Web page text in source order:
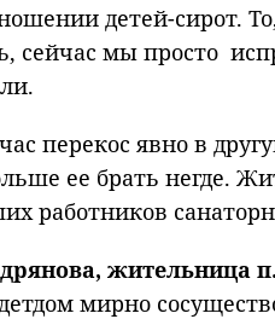
детей-сирот.
сейчас мы просто
перекос явно в
ее брать негде.
работников
жительница
мирно